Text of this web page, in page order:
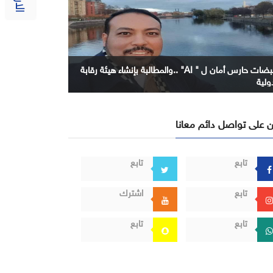
نبضات حارس أمان ل " AI" ..والمطالبة بإنشاء هيئة رقابة
على تواصل دائم معانا
تابع
تابع
تابع
اشترك
تابع
تابع